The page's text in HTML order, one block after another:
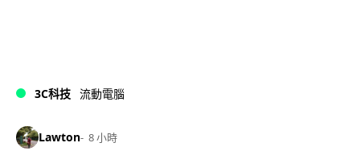
3C科技 流動電腦
Lawton 8 小時